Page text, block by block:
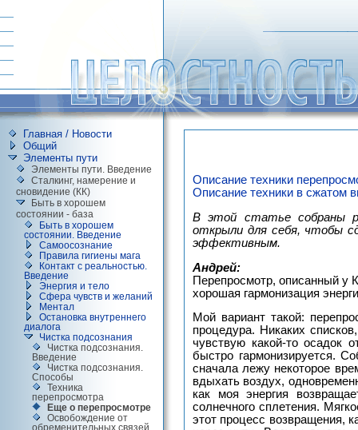
Главная / Новости
Общий
Элементы пути
Элементы пути. Введение
Сталкинг, намерение и
сновидение (КК)
Быть в хорошем
состоянии - база
Быть в хорошем
состоянии. Введение
Самоосознание
Правила гигиены мага
Контакт с реальностью.
Введение
Энергия и тело
Сфера чувств и желаний
Ментал
Остановка внутреннего
диалога
Чистка подсознания
Чистка подсознания.
Введение
Чистка подсознания.
Способы
Техника
перепросмотра
Еще о перепросмотре
Освобождение от
обременительных связей
Описание техники
Описание техники в сжатом
В этой статье собраны
открыли для себя, чтобы
эффективным.
Андрей:
Перепросмотр, описанный у
хорошая гармонизация
Мой вариант такой:
процедура. Никаких
чувствую какой-то осадок
быстро гармонизируется.
сначала лежу некоторое
вдыхать воздух,
как моя энергия
солнечного сплетения.
этот процесс возвращения,